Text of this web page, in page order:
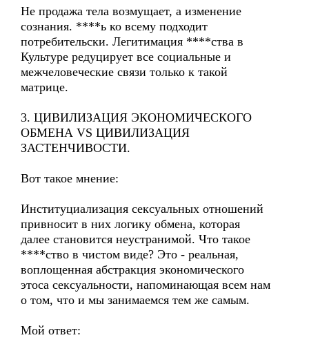
Не продажа тела возмущает, а изменение
сознания. ****ь ко всему подходит
потребительски. Легитимация ****ства в
Культуре редуцирует все социальные и
межчеловеческие связи только к такой
матрице.
3. ЦИВИЛИЗАЦИЯ ЭКОНОМИЧЕСКОГО
ОБМЕНА VS ЦИВИЛИЗАЦИЯ
ЗАСТЕНЧИВОСТИ.
Вот такое мнение:
Институциализация сексуальных отношений
привносит в них логику обмена, которая
далее становится неустранимой. Что такое
****ство в чистом виде? Это - реальная,
воплощенная абстракция экономического
этоса сексуальности, напоминающая всем нам
о том, что и мы занимаемся тем же самым.
Мой ответ: